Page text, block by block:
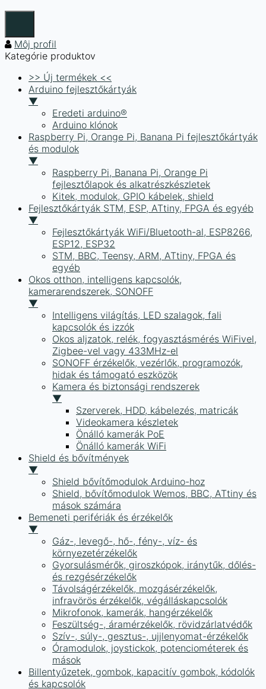
Môj profil
Kategórie produktov
>> Új termékek <<
Arduino fejlesztőkártyák
▼
Eredeti arduino®
Arduino klónok
Raspberry Pi, Orange Pi, Banana Pi fejlesztőkártyák
és modulok
▼
Raspberry Pi, Banana Pi, Orange Pi
fejlesztőlapok és alkatrészkészletek
Kitek, modulok, GPIO kábelek, shield
Fejlesztőkártyák STM, ESP, ATtiny, FPGA és egyéb
▼
Fejlesztőkártyák WiFi/Bluetooth-al, ESP8266,
ESP12, ESP32
STM, BBC, Teensy, ARM, ATtiny, FPGA és
egyéb
Okos otthon, intelligens kapcsolók,
kamerarendszerek, SONOFF
▼
Intelligens világítás, LED szalagok, fali
kapcsolók és izzók
Okos aljzatok, relék, fogyasztásmérés WiFivel,
Zigbee-vel vagy 433MHz-el
SONOFF érzékelők, vezérlők, programozók,
hidak és támogató eszközök
Kamera és biztonsági rendszerek
▼
Szerverek, HDD, kábelezés, matricák
Videokamera készletek
Önálló kamerák PoE
Önálló kamerák WiFi
Shield és bővítmények
▼
Shield bővítőmodulok Arduino-hoz
Shield, bővítőmodulok Wemos, BBC, ATtiny és
mások számára
Bemeneti perifériák és érzékelők
▼
Gáz-, levegő-, hő-, fény-, víz- és
környezetérzékelők
Gyorsulásmérők, giroszkópok, iránytűk, dőlés-
és rezgésérzékelők
Távolságérzékelők, mozgásérzékelők,
infravörös érzékelők, végálláskapcsolók
Mikrofonok, kamerák, hangérzékelők
Feszültség-, áramérzékelők, rövidzárlatvédők
Szív-, súly-, gesztus-, ujjlenyomat-érzékelők
Óramodulok, joystickok, potenciométerek és
mások
Billentyűzetek, gombok, kapacitív gombok, kódolók
és kapcsolók